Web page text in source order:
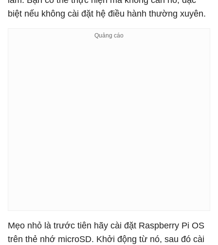
biệt nếu không cài đặt hệ điều hành thường xuyên.
Mẹo nhỏ là trước tiên hãy cài đặt Raspberry Pi OS
trên thẻ nhớ microSD. Khởi động từ nó, sau đó cài